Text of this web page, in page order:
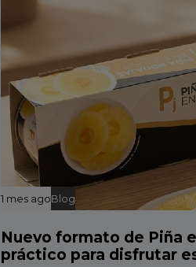
1 mes agoBlog
Nuevo formato de Piña
práctico para disfrutar